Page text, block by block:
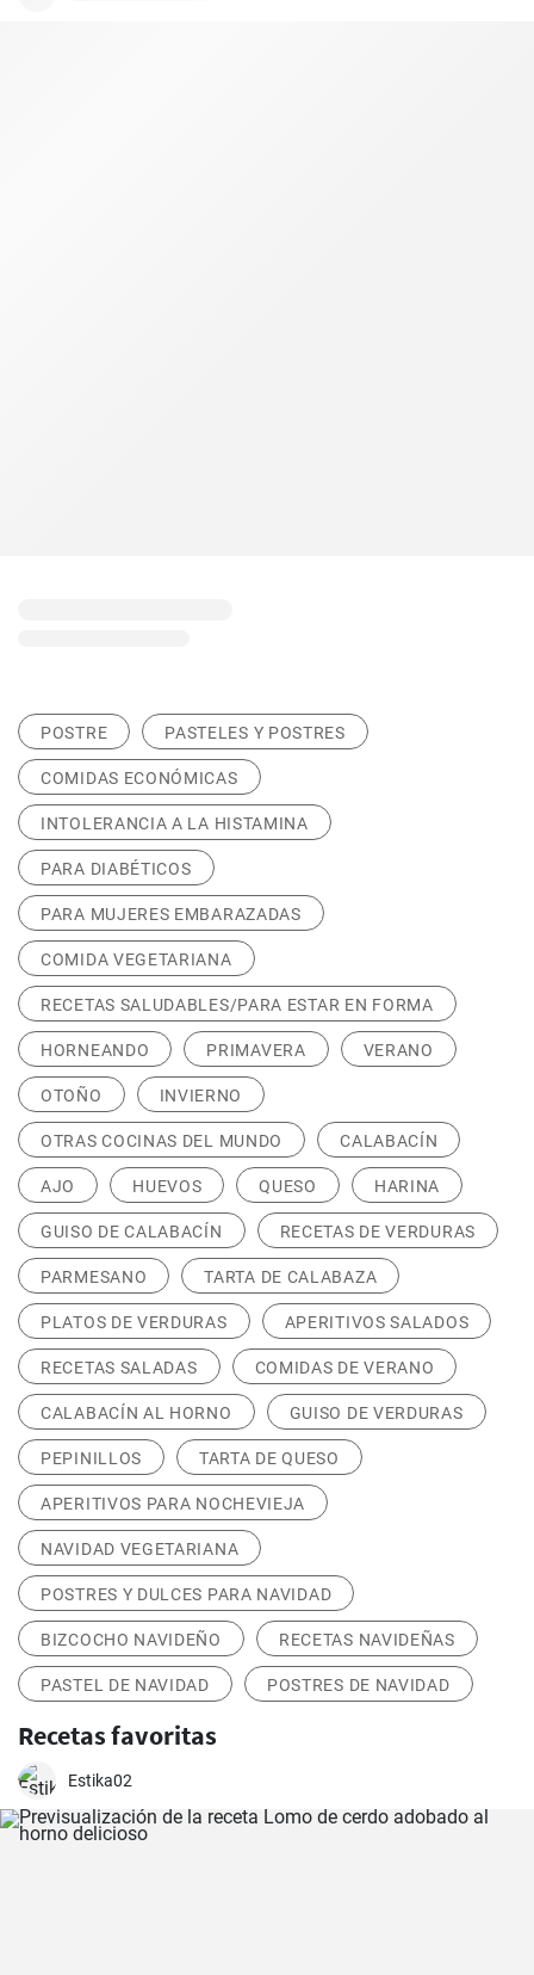
POSTRE PASTELES Y POSTRES
COMIDAS ECONÓMICAS
INTOLERANCIA A LA HISTAMINA
PARA DIABÉTICOS
PARA MUJERES EMBARAZADAS
COMIDA VEGETARIANA
RECETAS SALUDABLES/PARA ESTAR EN FORMA
HORNEANDO PRIMAVERA VERANO
OTOÑO INVIERNO
OTRAS COCINAS DEL MUNDO CALABACÍN
AJO HUEVOS QUESO HARINA
GUISO DE CALABACÍN RECETAS DE VERDURAS
PARMESANO TARTA DE CALABAZA
PLATOS DE VERDURAS APERITIVOS SALADOS
RECETAS SALADAS COMIDAS DE VERANO
CALABACÍN AL HORNO GUISO DE VERDURAS
PEPINILLOS TARTA DE QUESO
APERITIVOS PARA NOCHEVIEJA
NAVIDAD VEGETARIANA
POSTRES Y DULCES PARA NAVIDAD
BIZCOCHO NAVIDEÑO RECETAS NAVIDEÑAS
PASTEL DE NAVIDAD POSTRES DE NAVIDAD
Recetas favoritas
Estika02